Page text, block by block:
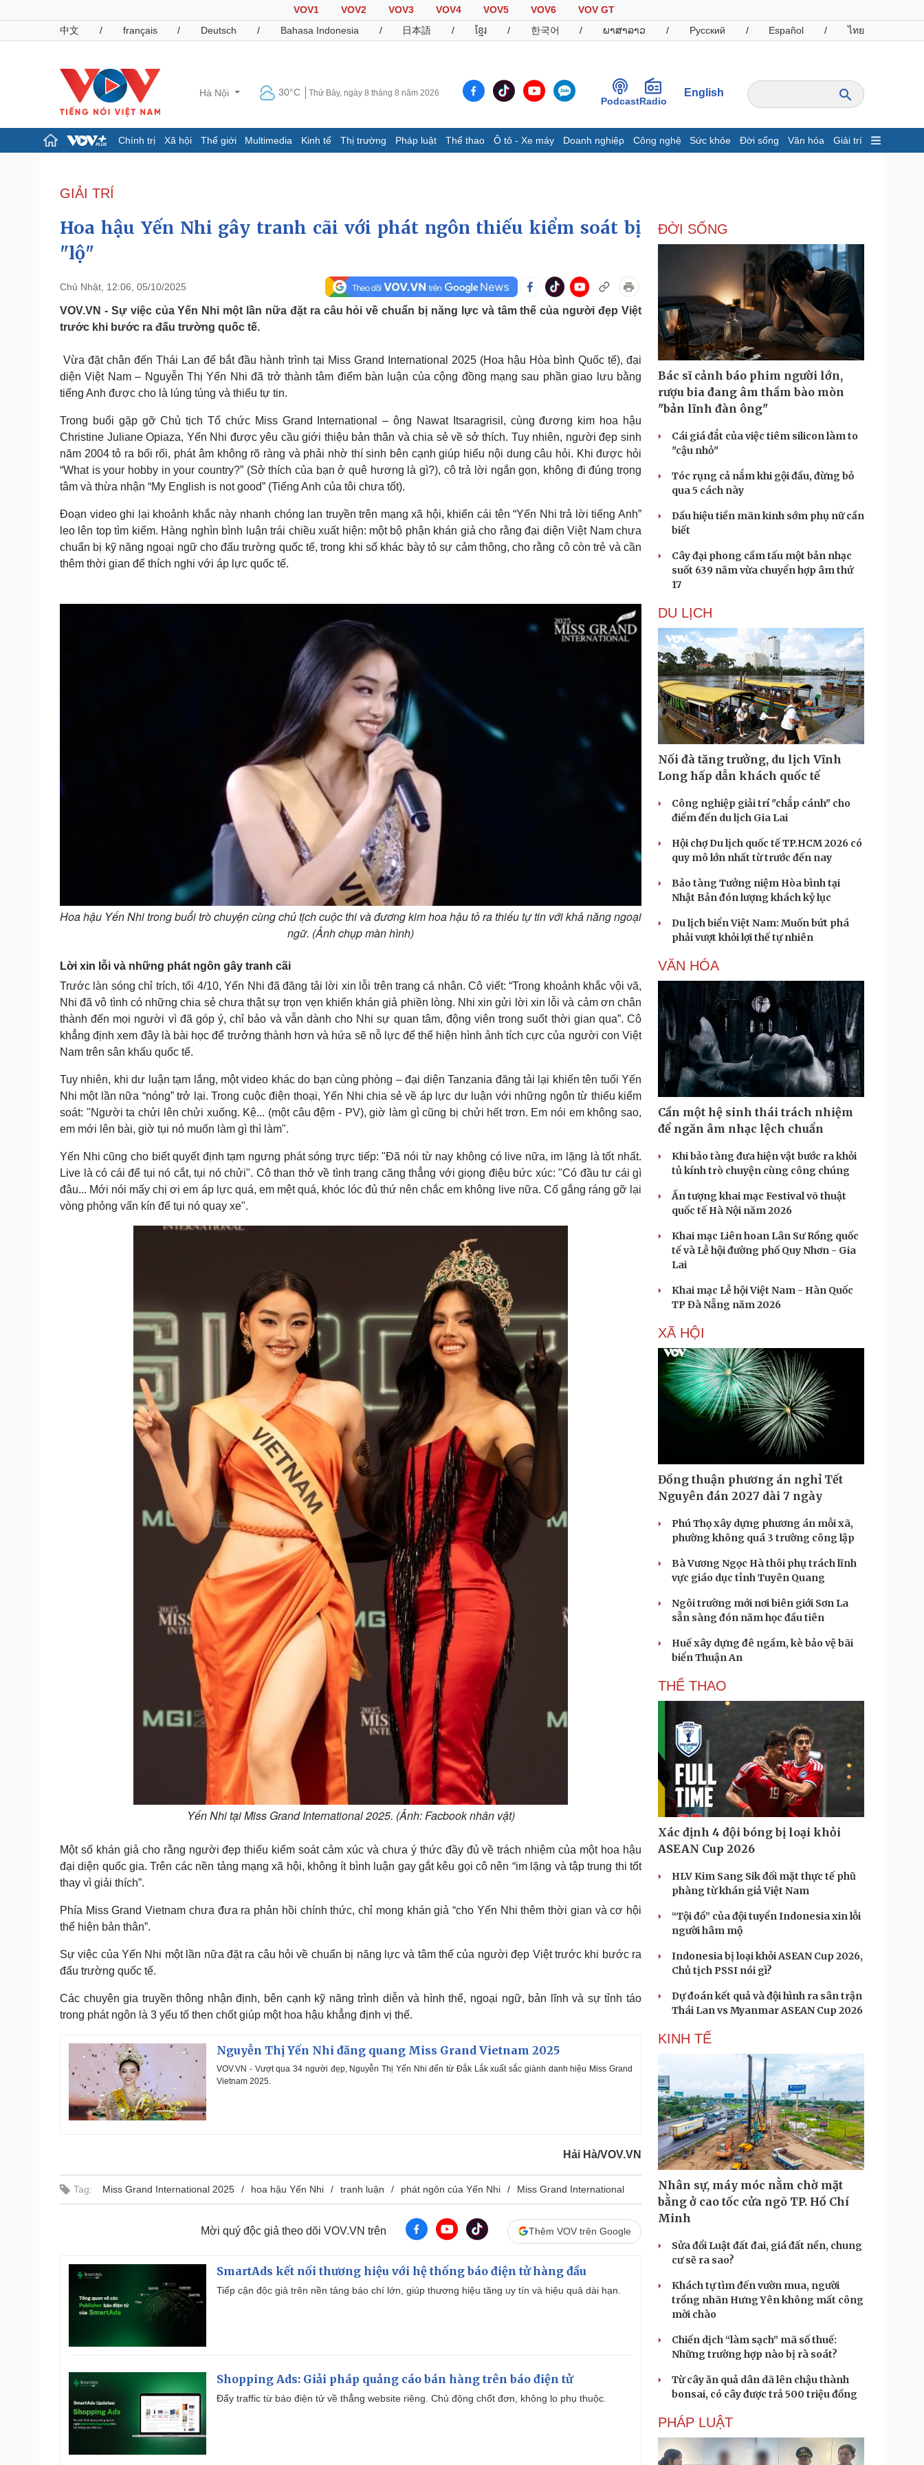
VOV1 VOV2 VOV3 VOV4 VOV5 VOV6
VOV GT
中文
/ français / Deutsch / Bahasa Indonesia / 日本語 / ខ្មែរ / 한국어 / ພາສາລາວ / Русский / Español / ไทย
Hà Nội 30°C Thứ Bảy, ngày 8 tháng 8 năm 2026
PodcastRadio
English
Chính trị Xã hội Thế giới Multimedia Kinh tế Thị trường Pháp luật Thể thao Ô tô - Xe máy Doanh nghiệp Công nghệ Sức khỏe Đời sống Văn hóa Giải trí
Đảng
Tổ chức nhân sự
Nhận diện sự thật
Dấu ấn VOV
E-Magazine
Infographic
Giá cà phê
Pháp luật
Tin nóng
Tư vấn luật
Việt Nam
Phân tích
Thể thao
Lịch thi đấu bóng đá
Hậu trường
Ô tô - Xe máy
Xe máy
Doanh nghiệp
Thông tin doanh nghiệp
Doanh nghiệp 24h
Doanh nhân
Vì cộng đồng
Công nghệ
Sành điệu
Tin Công nghệ
Trải nghiệm
Chuyển đổi số
Sức khỏe
Dinh dưỡng - món ngon
Cây thuốc
Sản phụ khoa
Nhi khoa
Nam khoa
Làm đẹp - giảm cân
Phòng mạch online
Đời sống
Nhà đẹp
Blog
Tình yêu - Gia đình
Văn hóa
Văn học
Âm nhạc
Di sản
Giải trí
Thời trang
Sao Việt
Du lịch
Săn Tour
Podcast
Đọc truyện đêm khuya
Cửa sổ tình yêu
Kể chuyện cho bé
Cải chính
GIẢI TRÍ
Hoa hậu Yến Nhi gây tranh cãi với phát ngôn thiếu kiểm soát bị
"lộ"
Chủ Nhật, 12:06, 05/10/2025
VOV.VN - Sự việc của Yến Nhi một lần nữa đặt ra câu hỏi về chuẩn bị năng lực và tâm thế của người đẹp Việt
trước khi bước ra đấu trường quốc tế.
Vừa đặt chân đến Thái Lan để bắt đầu hành trình tại Miss Grand International 2025 (Hoa hậu Hòa bình Quốc tế), đại
diện Việt Nam – Nguyễn Thị Yến Nhi đã trở thành tâm điểm bàn luận của cộng đồng mạng sau phần giao lưu bằng
tiếng Anh được cho là lúng túng và thiếu tự tin.
Trong buổi gặp gỡ Chủ tịch Tổ chức Miss Grand International – ông Nawat Itsaragrisil, cùng đương kim hoa hậu
Christine Juliane Opiaza, Yến Nhi được yêu cầu giới thiệu bản thân và chia sẻ về sở thích. Tuy nhiên, người đẹp sinh
năm 2004 tỏ ra bối rối, phát âm không rõ ràng và phải nhờ thí sinh bên cạnh giúp hiểu nội dung câu hỏi. Khi được hỏi
“What is your hobby in your country?” (Sở thích của bạn ở quê hương là gì?), cô trả lời ngắn gọn, không đi đúng trọng
tâm và thừa nhận “My English is not good” (Tiếng Anh của tôi chưa tốt).
Đoạn video ghi lại khoảnh khắc này nhanh chóng lan truyền trên mạng xã hội, khiến cái tên “Yến Nhi trả lời tiếng Anh”
leo lên top tìm kiếm. Hàng nghìn bình luận trái chiều xuất hiện: một bộ phận khán giả cho rằng đại diện Việt Nam chưa
chuẩn bị kỹ năng ngoại ngữ cho đấu trường quốc tế, trong khi số khác bày tỏ sự cảm thông, cho rằng cô còn trẻ và cần
thêm thời gian để thích nghi với áp lực quốc tế.
Hoa hậu Yến Nhi trong buổi trò chuyện cùng chủ tịch cuộc thi và đương kim hoa hậu tỏ ra thiếu tự tin với khả năng ngoại
ngữ. (Ảnh chụp màn hình)
Lời xin lỗi và những phát ngôn gây tranh cãi
Trước làn sóng chỉ trích, tối 4/10, Yến Nhi đã đăng tải lời xin lỗi trên trang cá nhân. Cô viết: “Trong khoảnh khắc vội vã,
Nhi đã vô tình có những chia sẻ chưa thật sự trọn vẹn khiến khán giả phiền lòng. Nhi xin gửi lời xin lỗi và cảm ơn chân
thành đến mọi người vì đã góp ý, chỉ bảo và vẫn dành cho Nhi sự quan tâm, động viên trong suốt thời gian qua”. Cô
khẳng định xem đây là bài học để trưởng thành hơn và hứa sẽ nỗ lực để thể hiện hình ảnh tích cực của người con Việt
Nam trên sân khấu quốc tế.
Tuy nhiên, khi dư luận tạm lắng, một video khác do bạn cùng phòng – đại diện Tanzania đăng tải lại khiến tên tuổi Yến
Nhi một lần nữa “nóng” trở lại. Trong cuộc điện thoại, Yến Nhi chia sẻ về áp lực dư luận với những ngôn từ thiếu kiểm
soát: "Người ta chửi lên chửi xuống. Kệ... (một câu đệm - PV), giờ làm gì cũng bị chửi hết trơn. Em nói em không sao,
em mới lên bài, giờ tụi nó muốn làm gì thì làm".
Yến Nhi cũng cho biết quyết định tạm ngưng phát sóng trực tiếp: "Đã nói từ nay không có live nữa, im lặng là tốt nhất.
Live là có cái để tụi nó cắt, tụi nó chửi". Cô than thở về tình trạng căng thẳng với giọng điệu bức xúc: "Có đầu tư cái gì
đâu... Mới nói mấy chị ơi em áp lực quá, em mệt quá, khóc lóc đủ thứ nên chắc em không live nữa. Cố gắng ráng gỡ lại
vòng phỏng vấn kín để tụi nó quay xe".
Yến Nhi tại Miss Grand International 2025. (Ảnh: Facbook nhân vật)
Một số khán giả cho rằng người đẹp thiếu kiểm soát cảm xúc và chưa ý thức đầy đủ về trách nhiệm của một hoa hậu
đại diện quốc gia. Trên các nền tảng mạng xã hội, không ít bình luận gay gắt kêu gọi cô nên “im lặng và tập trung thi tốt
thay vì giải thích”.
Phía Miss Grand Vietnam chưa đưa ra phản hồi chính thức, chỉ mong khán giả “cho Yến Nhi thêm thời gian và cơ hội
thể hiện bản thân”.
Sự việc của Yến Nhi một lần nữa đặt ra câu hỏi về chuẩn bị năng lực và tâm thế của người đẹp Việt trước khi bước ra
đấu trường quốc tế.
Các chuyên gia truyền thông nhận định, bên cạnh kỹ năng trình diễn và hình thể, ngoại ngữ, bản lĩnh và sự tỉnh táo
trong phát ngôn là 3 yếu tố then chốt giúp một hoa hậu khẳng định vị thế.
Nguyễn Thị Yến Nhi đăng quang Miss Grand Vietnam 2025
VOV.VN - Vượt qua 34 người đẹp, Nguyễn Thị Yến Nhi đến từ Đắk Lắk xuất sắc giành danh hiệu Miss Grand
Vietnam 2025.
Hải Hà/VOV.VN
Tag: Miss Grand International 2025 hoa hậu Yến Nhi tranh luận phát ngôn của Yến Nhi Miss Grand International
Mời quý độc giả theo dõi VOV.VN trên Thêm VOV trên Google
SmartAds kết nối thương hiệu với hệ thống báo điện tử hàng đầu
Tiếp cận độc giả trên nền tảng báo chí lớn, giúp thương hiệu tăng uy tín và hiệu quả dài hạn.
Shopping Ads: Giải pháp quảng cáo bán hàng trên báo điện tử
Đẩy traffic từ báo điện tử về thẳng website riêng. Chủ động chốt đơn, không lo phụ thuộc.
ĐỜI SỐNG
Bác sĩ cảnh báo phim người lớn,
rượu bia đang âm thầm bào mòn
"bản lĩnh đàn ông"
Cái giá đắt của việc tiêm silicon làm to
"cậu nhỏ"
Tóc rụng cả nắm khi gội đầu, đừng bỏ
qua 5 cách này
Dấu hiệu tiền mãn kinh sớm phụ nữ cần
biết
Cây đại phong cầm tấu một bản nhạc
suốt 639 năm vừa chuyển hợp âm thứ
17
DU LỊCH
Nối đà tăng trưởng, du lịch Vĩnh
Long hấp dẫn khách quốc tế
Công nghiệp giải trí "chắp cánh" cho
điểm đến du lịch Gia Lai
Hội chợ Du lịch quốc tế TP.HCM 2026 có
quy mô lớn nhất từ trước đến nay
Bảo tàng Tưởng niệm Hòa bình tại
Nhật Bản đón lượng khách kỷ lục
Du lịch biển Việt Nam: Muốn bứt phá
phải vượt khỏi lợi thế tự nhiên
VĂN HÓA
Cần một hệ sinh thái trách nhiệm
để ngăn âm nhạc lệch chuẩn
Khi bảo tàng đưa hiện vật bước ra khỏi
tủ kính trò chuyện cùng công chúng
Ấn tượng khai mạc Festival võ thuật
quốc tế Hà Nội năm 2026
Khai mạc Liên hoan Lân Sư Rồng quốc
tế và Lễ hội đường phố Quy Nhơn - Gia
Lai
Khai mạc Lễ hội Việt Nam - Hàn Quốc
TP Đà Nẵng năm 2026
XÃ HỘI
Đồng thuận phương án nghỉ Tết
Nguyên đán 2027 dài 7 ngày
Phú Thọ xây dựng phương án mỗi xã,
phường không quá 3 trường công lập
Bà Vương Ngọc Hà thôi phụ trách lĩnh
vực giáo dục tỉnh Tuyên Quang
Ngôi trường mới nơi biên giới Sơn La
sẵn sàng đón năm học đầu tiên
Huế xây dựng đê ngầm, kè bảo vệ bãi
biển Thuận An
THỂ THAO
Xác định 4 đội bóng bị loại khỏi
ASEAN Cup 2026
HLV Kim Sang Sik đối mặt thực tế phũ
phàng từ khán giả Việt Nam
“Tội đồ” của đội tuyển Indonesia xin lỗi
người hâm mộ
Indonesia bị loại khỏi ASEAN Cup 2026,
Chủ tịch PSSI nói gì?
Dự đoán kết quả và đội hình ra sân trận
Thái Lan vs Myanmar ASEAN Cup 2026
KINH TẾ
Nhân sự, máy móc nằm chờ mặt
bằng ở cao tốc cửa ngõ TP. Hồ Chí
Minh
Sửa đổi Luật đất đai, giá đất nền, chung
cư sẽ ra sao?
Khách tự tìm đến vườn mua, người
trồng nhãn Hưng Yên không mất công
mời chào
Chiến dịch “làm sạch” mã số thuế:
Những trường hợp nào bị rà soát?
Từ cây ăn quả dân dã lên chậu thành
bonsai, có cây được trả 500 triệu đồng
PHÁP LUẬT